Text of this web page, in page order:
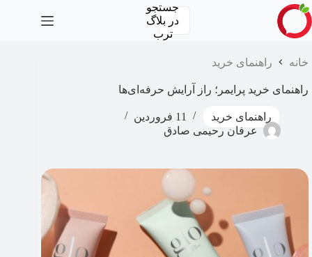
پرش
به
محتوا
جستجو
در بلاگ
ترب
خانه راهنمای خرید
راهنمای خرید پرایمر؛ راز آرایش حرفه‌ای‌ها
راهنمای خرید
11 فروردین
عرفان رحیمی صادق